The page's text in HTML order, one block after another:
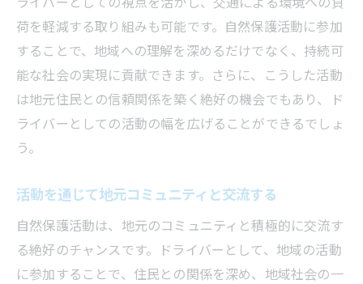
荷を軽減する取り組みも可能です。自然保護活動に参加
することで、地域への理解を深めるだけでなく、持続可
能な社会の実現に貢献できます。さらに、こうした活動
は地元住民との信頼関係を築く絶好の機会でもあり、ド
ライバーとしての活動の幅を広げることができるでしょ
う。
活動を通じて地元コミュニティと交流する
自然保護活動は、地元のコミュニティと積極的に交流す
る絶好のチャンスです。ドライバーとして、地域の活動
に参加することで、住民との関係を深め、地域社会の一